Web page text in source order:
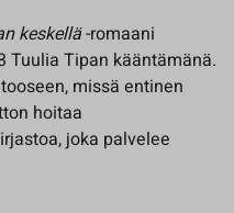
keskellä-romaani
Tuulia Tipan kääntämänä.
missä entinen
hoitaa
joka palvelee